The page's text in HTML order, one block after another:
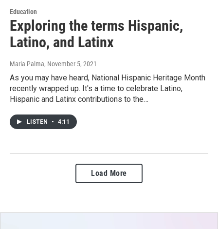
Education
Exploring the terms Hispanic,
Latino, and Latinx
Maria Palma, November 5, 2021
As you may have heard, National Hispanic Heritage Month
recently wrapped up. It's a time to celebrate Latino,
Hispanic and Latinx contributions to the…
LISTEN • 4:11
Load More